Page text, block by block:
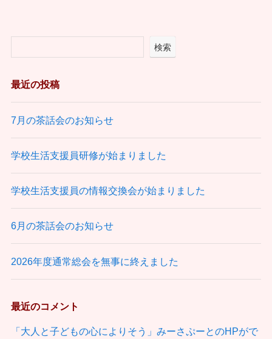
検索
最近の投稿
7月の茶話会のお知らせ
学校生活支援員研修が始まりました
学校生活支援員の情報交換会が始まりました
6月の茶話会のお知らせ
2026年度通常総会を無事に終えました
最近のコメント
「大人と子どもの心によりそう」みーさぷーとのHPがで